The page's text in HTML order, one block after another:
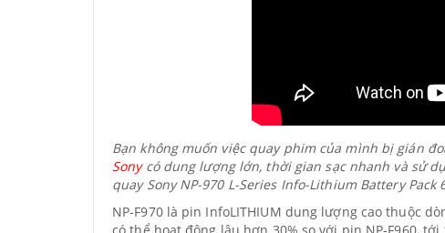
Bạn không muốn việc quay phim của mình bị gián
Sonycó dung lượng lớn, thời gian sạc nhanh và sử
quay Sony NP-970 L-Series Info-Lithium Battery Pack
NP-F970 là pin InfoLITHIUM dung lượng cao thuộc